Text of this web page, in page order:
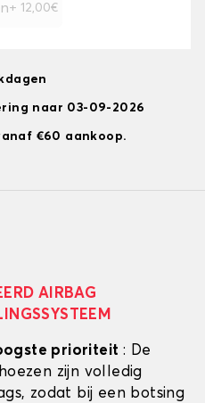
+ 12,00€
naar 03-09-2026
€60 aankoop.
AIRBAG
prioriteit : De
zijn volledig
zodat bij een botsing